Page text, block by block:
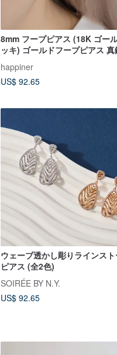
8mm フープピアス (18K ゴー
ッキ) ゴールドフープピアス 真
18K 金メッキ
happiner
US$ 92.65
ウェーブ透かし彫りラインス
ピアス (全2色)
SOIRÉE BY N.Y.
US$ 92.65